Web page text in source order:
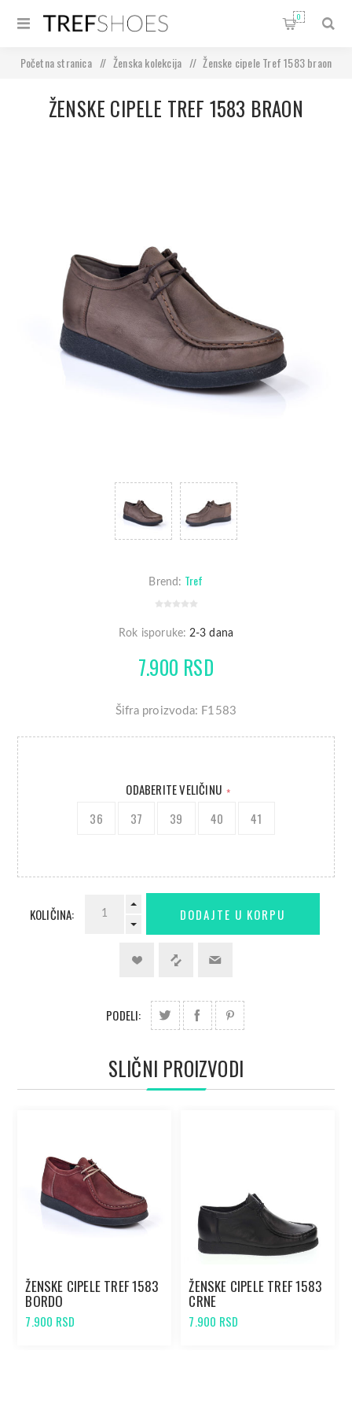
0
Početna stranica / Ženska kolekcija / Ženske cipele Tref 1583 braon
ŽENSKE CIPELE TREF 1583 BRAON
Brend: Tref
Rok isporuke: 2-3 dana
7.900 RSD
Šifra proizvoda: F1583
ODABERITE VELIČINU *
36 37 39 40 41
KOLIČINA:
PODELI:
SLIČNI PROIZVODI
ŽENSKE CIPELE TREF 1583
BORDO
7.900 RSD
ŽENSKE CIPELE TREF 1583
CRNE
7.900 RSD